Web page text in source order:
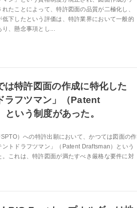
たことによって、特許図面の品質が二極化し、
低下したという評価は、特許業界において一般的
、懸念事項とし...
は特許図面の作成に特化した
ラフツマン」（Patent
いう制度があった。
）への特許出願において、かつては図面の作
ントドラフツマン」（Patent Draftsman）という
。これは、特許図面が満たすべき厳格な要件に対